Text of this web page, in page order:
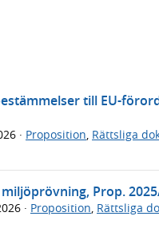
till EU-
· Proposition, Rättsliga
Prop.
· Proposition, Rättsliga